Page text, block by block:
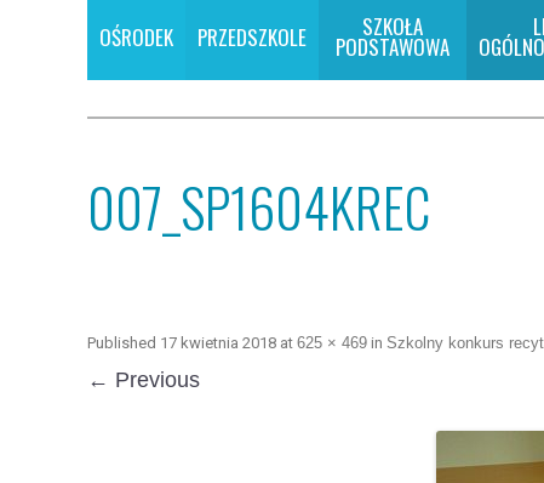
OŚRODEK PRZEDSZKOLE SZKOŁA
PODSTAWOWA
007_SP1604KREC
Published 17 kwietnia 2018 at 625 × 469 in Szkolny konkurs
← Previous